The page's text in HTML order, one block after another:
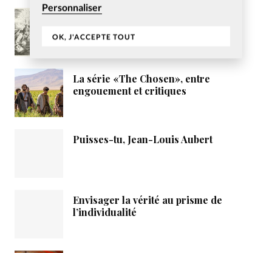
Personnaliser
OK, J'ACCEPTE TOUT
Les prophéties de l’Apocalypse,
La série «The Chosen», entre
engouement et critiques
Puisses-tu, Jean-Louis Aubert
Envisager la vérité au prisme de
l’individualité